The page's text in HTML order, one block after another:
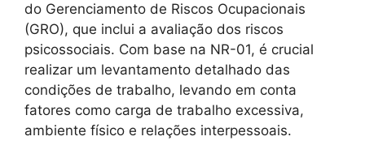
do Gerenciamento de Riscos Ocupacionais
(GRO), que inclui a avaliação dos riscos
psicossociais. Com base na NR-01, é crucial
realizar um levantamento detalhado das
condições de trabalho, levando em conta
fatores como carga de trabalho excessiva,
ambiente físico e relações interpessoais.